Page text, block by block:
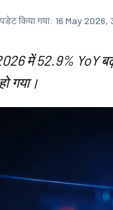
किया गया: 16 May 2026,
में 52.9% YoY
गया।